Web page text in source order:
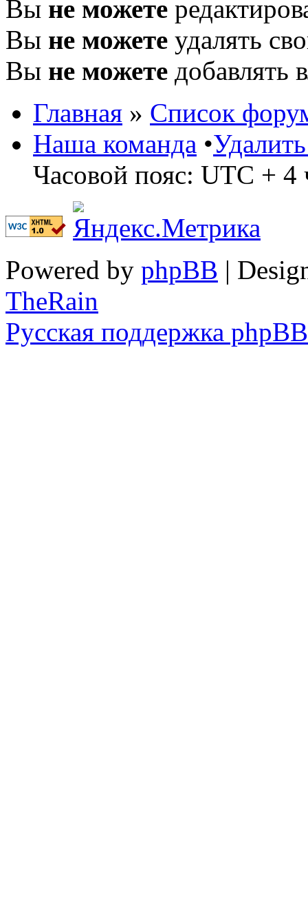
Вы не можете
Вы не можете удалять
Вы не можете добавлять
Главная » Список
Наша команда •
Часовой пояс: UTC + 4
Powered by phpBB |
TheRain
Русская поддержка phpBB